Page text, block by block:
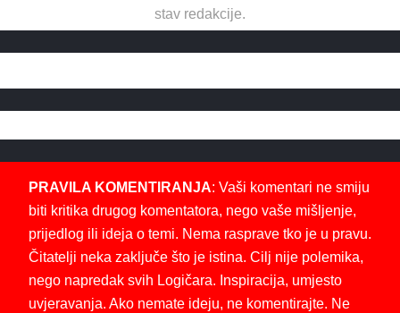
stav redakcije.
PRAVILA KOMENTIRANJA: Vaši komentari ne smiju
biti kritika drugog komentatora, nego vaše mišljenje,
prijedlog ili ideja o temi. Nema rasprave tko je u pravu.
Čitatelji neka zaključe što je istina. Cilj nije polemika,
nego napredak svih Logičara. Inspiracija, umjesto
uvjeravanja. Ako nemate ideju, ne komentirajte. Ne